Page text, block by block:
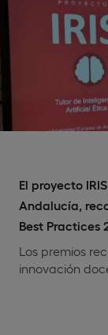
El proyecto
Andalucía,
Best Practices
Los premios
innovación